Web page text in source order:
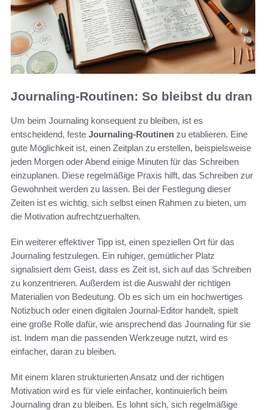
Journaling-Routinen: So bleibst du dran
Um beim Journaling konsequent zu bleiben, ist es
entscheidend, feste Journaling-Routinen zu etablieren. Eine
gute Möglichkeit ist, einen Zeitplan zu erstellen, beispielsweise
jeden Morgen oder Abend einige Minuten für das Schreiben
einzuplanen. Diese regelmäßige Praxis hilft, das Schreiben zur
Gewohnheit werden zu lassen. Bei der Festlegung dieser
Zeiten ist es wichtig, sich selbst einen Rahmen zu bieten, um
die Motivation aufrechtzuerhalten.
Ein weiterer effektiver Tipp ist, einen speziellen Ort für das
Journaling festzulegen. Ein ruhiger, gemütlicher Platz
signalisiert dem Geist, dass es Zeit ist, sich auf das Schreiben
zu konzentrieren. Außerdem ist die Auswahl der richtigen
Materialien von Bedeutung. Ob es sich um ein hochwertiges
Notizbuch oder einen digitalen Journal-Editor handelt, spielt
eine große Rolle dafür, wie ansprechend das Journaling für sie
ist. Indem man die passenden Werkzeuge nutzt, wird es
einfacher, daran zu bleiben.
Mit einem klaren strukturierten Ansatz und der richtigen
Motivation wird es für viele einfacher, kontinuierlich beim
Journaling dran zu bleiben. Es lohnt sich, sich regelmäßige